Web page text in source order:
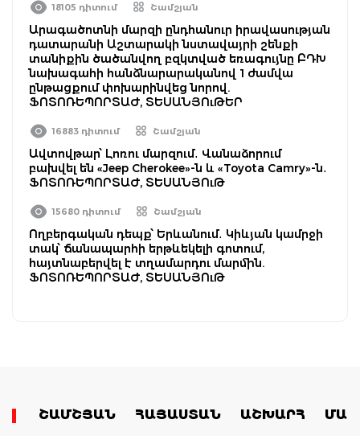
18105 դիտում Շամշյան
Արագածոտնի մարզի ընդհանուր իրավասության
դատարանի Աշտարակի նստավայրի շենքի
տանիքին ծածանվող բզկտված եռագույնը ԲԴԽ
նախագահի հանձնարարականով 1 ժամվա
ընթացքում փոխարինվեց նորով.
ՖՈՏՈՌԵՊՈՐՏԱԺ, ՏԵՍԱՆՅՈւԹԵՐ
16883 դիտում Շամշյան
Ավտովթար՝ Լոռու մարզում․ Վանաձորում
բախվել են «Jeep Cherokee»-ն և «Toyota Camry»-ն․
ՖՈՏՈՌԵՊՈՐՏԱԺ, ՏԵՍԱՆՅՈւԹ
15680 դիտում Շամշյան
Ողբերգական դեպք՝ Երևանում․ Կիևյան կամրջի
տակ՝ ճանապարհի երթևեկելի գոտում,
հայտնաբերվել է տղամարդու մարմին.
ՖՈՏՈՌԵՊՈՐՏԱԺ, ՏԵՍԱՆՅՈւԹ
ՇԱՄՇՅԱՆ ՀԱՅԱՍՏԱՆ ԱՇԽԱՐՀ